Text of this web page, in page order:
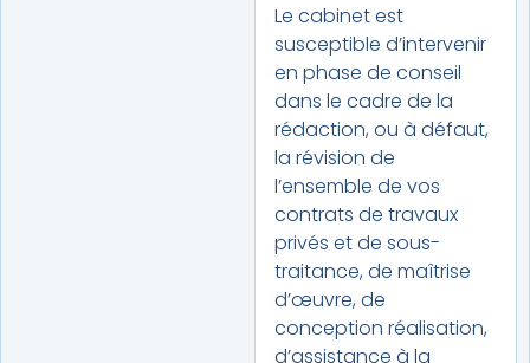
Le cabinet est
susceptible d’intervenir
en phase de conseil
dans le cadre de la
rédaction, ou à défaut,
la révision de
l’ensemble de vos
contrats de travaux
privés et de sous-
traitance, de maîtrise
d’œuvre, de
conception réalisation,
d’assistance à la